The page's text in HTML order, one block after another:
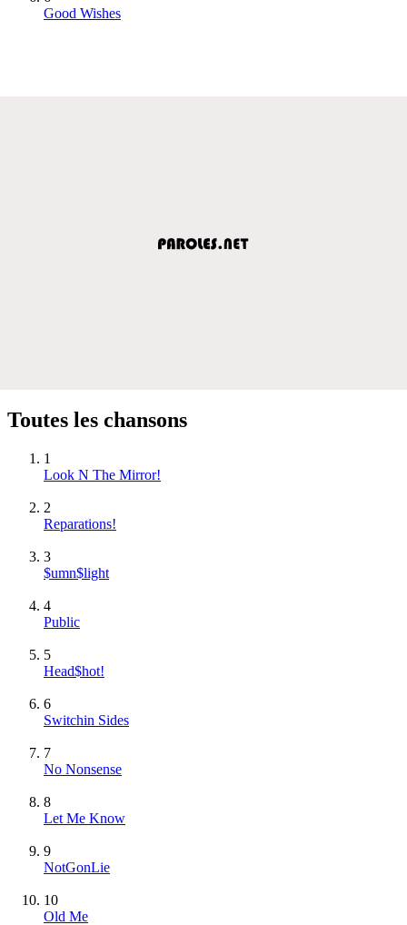
Good Wishes
Toutes les chansons
1
Look N The Mirror!
2
Reparations!
3
$umn$light
4
Public
5
Head$hot!
6
Switchin Sides
7
No Nonsense
8
Let Me Know
9
NotGonLie
10
Old Me